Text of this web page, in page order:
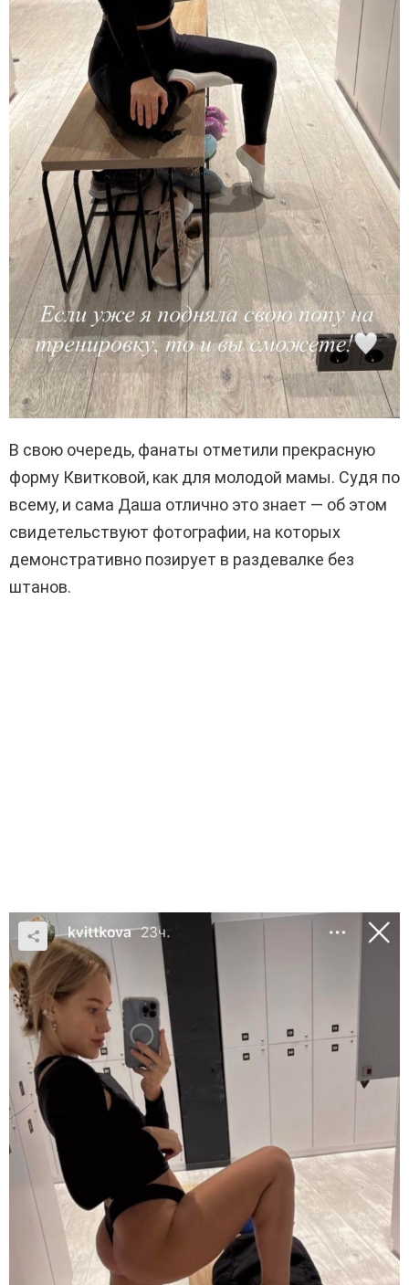
В свою очередь, фанаты отметили прекрасную
форму Квитковой, как для молодой мамы. Судя по
всему, и сама Даша отлично это знает — об этом
свидетельствуют фотографии, на которых
демонстративно позирует в раздевалке без
штанов.